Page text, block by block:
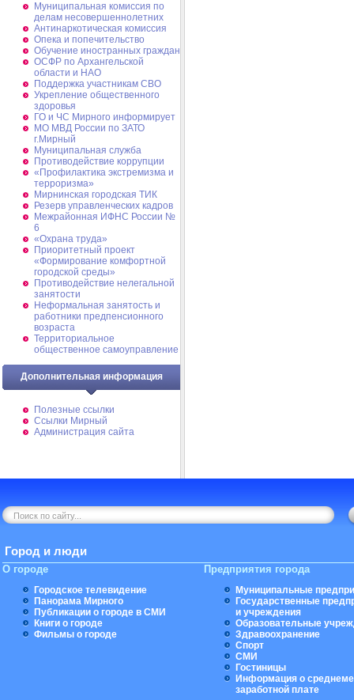
Муниципальная комиссия по
делам несовершеннолетних
Антинаркотическая комиссия
Опека и попечительство
Обучение иностранных граждан
ОСФР по Архангельской
области и НАО
Поддержка участникам СВО
Укрепление общественного
здоровья
ГО и ЧС Мирного информирует
МО МВД России по ЗАТО
г.Мирный
Муниципальная cлужба
Противодействие коррупции
«Профилактика экстремизма и
терроризма»
Мирнинская городская ТИК
Резерв управленческих кадров
Межрайонная ИФНС России №
6
«Охрана труда»
Приоритетный проект
«Формирование комфортной
городской среды»
Противодействие нелегальной
занятости
Неформальная занятость и
работники предпенсионного
возраста
Территориальное
общественное самоуправление
Дополнительная информация
Полезные ссылки
Ссылки Мирный
Администрация сайта
Город и люди
О городе
Городское телевидение
Панорама Мирного
Публикации о городе в СМИ
Книги о городе
Фильмы о городе
Предприятия города
Муниципальные
Государственные
и учреждения
Образовательные
Здравоохранение
Спорт
СМИ
Гостиницы
Информация о
заработной плате